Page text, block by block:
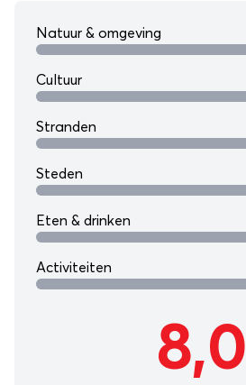
Natuur & omgeving
Cultuur
Stranden
Steden
Eten & drinken
Activiteiten
8,0